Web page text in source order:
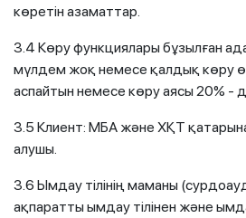
көретін азаматтар.
3.4 Көру функциялары бұзылған
мүлдем жоқ немесе қалдық көру
аспайтын немесе көру аясы 20% -
3.5 Клиент: МБА және ХҚТ
алушы.
3.6 Ымдау тілінің маманы
ақпаратты ымдау тілінен және